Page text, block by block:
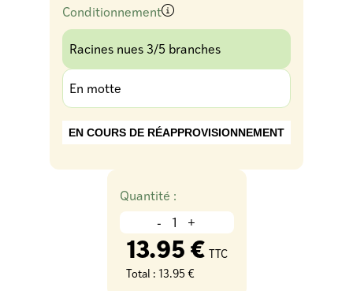
Conditionnement
Racines nues 3/5 branches
En motte
EN COURS DE RÉAPPROVISIONNEMENT
Quantité :
- +
13.95 € TTC
Total : 13.95 €